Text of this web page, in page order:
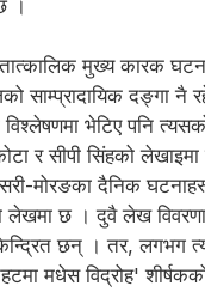
।
मुख्य कारक
साम्प्रादायिक दङ्गा नै
भेटिए पनि
र सीपी सिंहको
मोरङका दैनिक
लेखमा छ । दुवै लेख
केन्द्रित छन् । तर, लगभग
मधेस विद्रोह'